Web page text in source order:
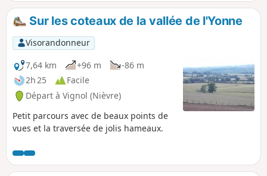
Sur les coteaux de la vallée de l'Yonne
Visorandonneur
7,64 km
+96 m
-86 m
2h 25
Facile
Départ à Vignol (Nièvre)
Petit parcours avec de beaux points de
vues et la traversée de jolis hameaux.